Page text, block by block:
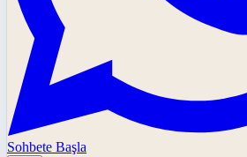
Sohbete Başla